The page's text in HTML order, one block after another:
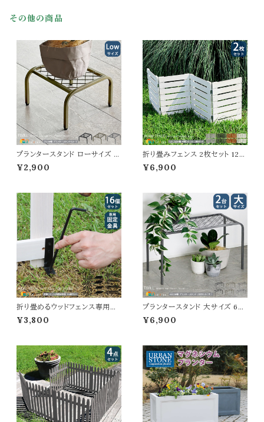
アキー付き エクステリア 戸建て
その他の商品
プランタースタンド ローサイズ 2
5cm幅 1台単品 ブラック ゴール
ド グレー 幅25cm 奥行25cm
鉢植えスタンド 鉢植え台 フラワ
ースタンド フラワーラック 花台
花ラック おすすめ おしゃれ コン
パクト スチール製
¥2,900
折り畳みフェンス 2枚セット 121.
5cm幅 ボーダーフェンス ライト
ブラウン ホワイト ダークグリーン
cm 奥行1.6cm 高さ44cm おす
すめ おしゃれ 北欧 モダン スタ
イリッシュ 天然木 フェンス 花壇
のフェンス
¥6,900
折り畳めるウッドフェンス専用固
定金具 16個セット 専用固定金
具 ウッドフェンス用金具 ペグ フ
め おしゃれ スチール製 L字金具
幅2cm 奥行3cm 高さ8cm 木
製フェンス固定金具 折り畳みフ
ェンス用固定金具 ガーデニング
¥3,800
プランタースタンド 大サイズ 60
cm幅 同色2台セット ゴールド グ
レー ブラック 鉢植えスタンド 植
台 鉢植え台 植木鉢台 フラワー
スタンド フラワーラック 通気性
排水性 湿気対策 幅60cm 奥行
25cm 高さ35.5cm
¥6,900